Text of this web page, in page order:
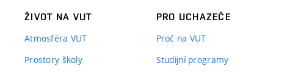
ŽIVOT NA VUT
Atmosféra VUT
Prostory školy
PRO UCHAZEČE
Proč na VUT
Studijní programy